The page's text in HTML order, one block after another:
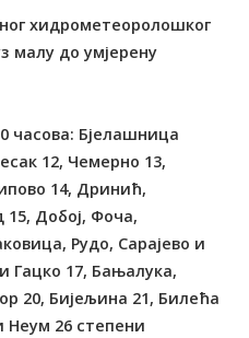
хидрометеоролошког
малу до умјерену
часова: Бјелашница
12, Чемерно 13,
14, Дринић,
Добој, Фоча,
Рудо, Сарајево и
Гацко 17, Бањалука,
20, Бијељина 21, Билећа
Неум 26 степени